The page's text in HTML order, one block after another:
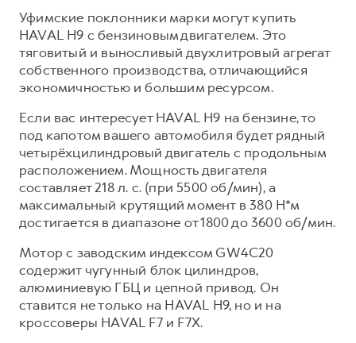
КОРПОРАТИВНЫМ КЛИЕНТАМ
Для малого бизнеса
Корпоративным клиентам
Крупным корпоративным клиентам
Система управления автопарком
Сервис для корпоративных клиентов
HAVAL Лизинг
Автомобильные аксессуары
Коллекция PRO
Коллекция Базовая
GWM Безопасность
Гарантия HAVAL
Мобильное приложение GWM
Программа «HAVAL Защита+»
Руководства по эксплуатации
Подписки
АКСЕССУАРЫ HAVAL
Автомобильные аксессуары
Коллекция Базовая
Коллекция Детская
Уфимские поклонники марки могут купить
HAVAL H9 с бензиновым двигателем. Это
тяговитый и выносливый двухлитровый агрегат
собственного производства, отличающийся
экономичностью и большим ресурсом.
Если вас интересует HAVAL H9 на бензине, то
под капотом вашего автомобиля будет рядный
четырёхцилиндровый двигатель с продольным
расположением. Мощность двигателя
составляет 218 л. с. (при 5500 об/мин), а
максимальный крутящий момент в 380 Н*м
достигается в диапазоне от 1800 до 3600 об/мин.
Мотор с заводским индексом GW4C20
содержит чугунный блок цилиндров,
алюминиевую ГБЦ и цепной привод. Он
ставится не только на HAVAL H9, но и на
кроссоверы HAVAL F7 и F7X.